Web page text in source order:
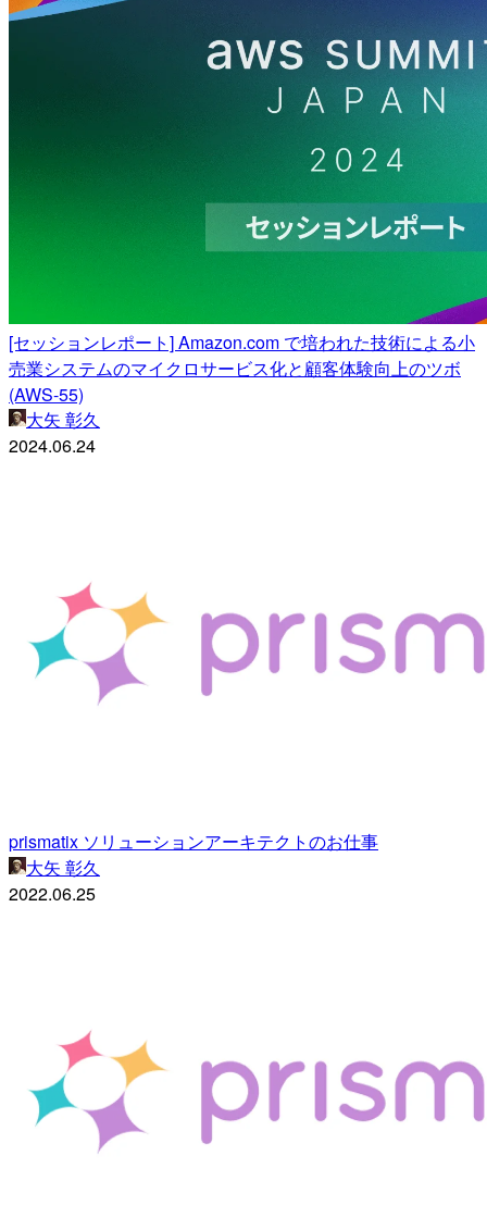
[セッションレポート] Amazon.com で培われた技術による小
売業システムのマイクロサービス化と顧客体験向上のツボ
(AWS-55)
大矢 彰久
2024.06.24
prismatix ソリューションアーキテクトのお仕事
大矢 彰久
2022.06.25